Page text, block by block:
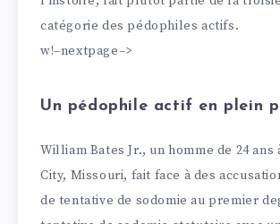
catégorie des pédophiles actifs.
w!–nextpage–>
Un pédophile actif en plein
William Bates Jr., un homme de 24 ans
City, Missouri, fait face à des
de tentative de sodomie au premier